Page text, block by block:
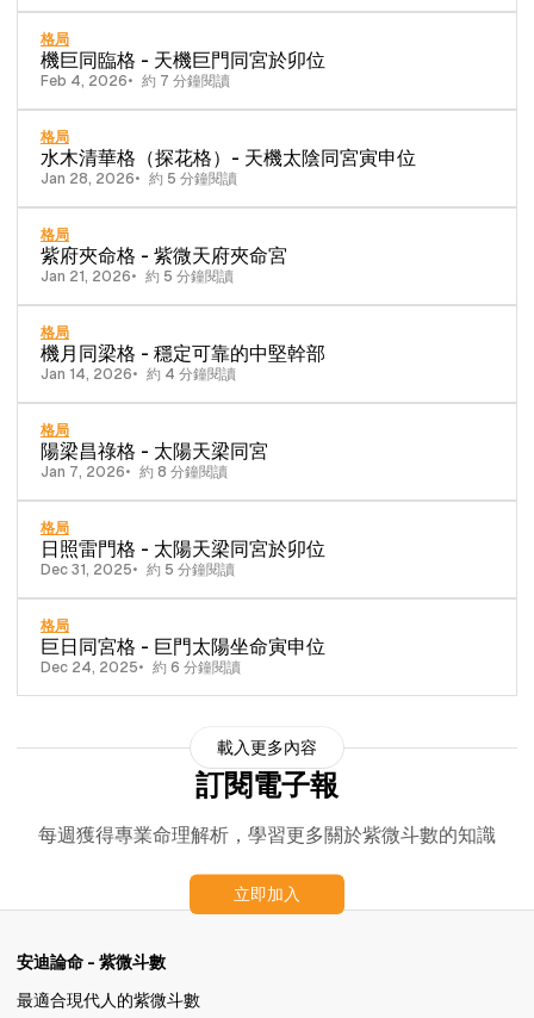
格局
機巨同臨格 - 天機巨門同宮於卯位
Feb 4, 2026 約 7 分鐘閱讀
格局
水木清華格（探花格）- 天機太陰同宮寅申位
Jan 28, 2026 約 5 分鐘閱讀
格局
紫府夾命格 - 紫微天府夾命宮
Jan 21, 2026 約 5 分鐘閱讀
格局
機月同梁格 - 穩定可靠的中堅幹部
Jan 14, 2026 約 4 分鐘閱讀
格局
陽梁昌祿格 - 太陽天梁同宮
Jan 7, 2026 約 8 分鐘閱讀
格局
日照雷門格 - 太陽天梁同宮於卯位
Dec 31, 2025 約 5 分鐘閱讀
格局
巨日同宮格 - 巨門太陽坐命寅申位
Dec 24, 2025 約 6 分鐘閱讀
載入更多內容
訂閱電子報
每週獲得專業命理解析，學習更多關於紫微斗數的知識
立即加入
安迪論命 - 紫微斗數
最適合現代人的紫微斗數